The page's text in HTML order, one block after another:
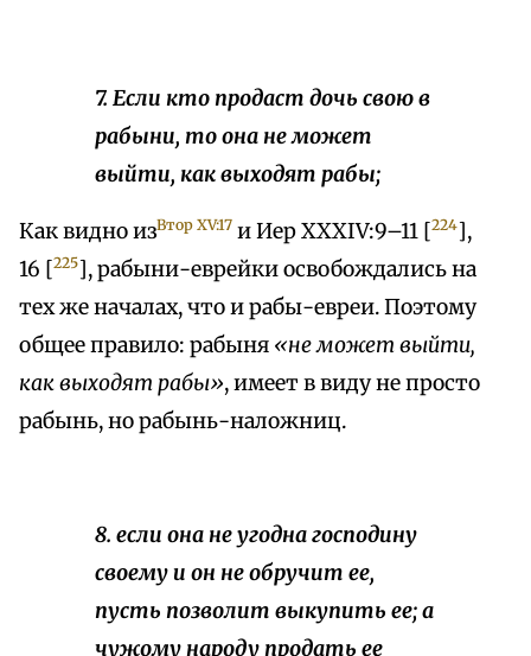
7. Если кто продаст дочь свою в
рабыни, то она не может
выйти, как выходят рабы;
Как видно изВтор XV:17 и Иер XXXIV:9–11 [224],
16 [225], рабыни-еврейки освобождались на
тех же началах, что и рабы-евреи. Поэтому
общее правило: рабыня «не может выйти,
как выходят рабы», имеет в виду не просто
рабынь, но рабынь-наложниц.
8. если она не угодна господину
своему и он не обручит ее,
пусть позволит выкупить ее; а
чужому народу продать ее